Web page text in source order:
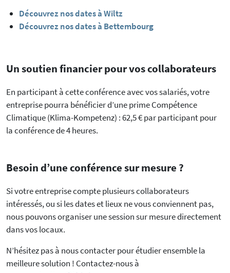
Découvrez nos dates à Wiltz
Découvrez nos dates à Bettembourg
Un soutien financier pour vos collaborateurs
En participant à cette conférence avec vos salariés, votre
entreprise pourra bénéficier d’une prime Compétence
Climatique (Klima-Kompetenz) : 62,5 € par participant pour
la conférence de 4 heures.
Besoin d’une conférence sur mesure ?
Si votre entreprise compte plusieurs collaborateurs
intéressés, ou si les dates et lieux ne vous conviennent pas,
nous pouvons organiser une session sur mesure directement
dans vos locaux.
N’hésitez pas à nous contacter pour étudier ensemble la
meilleure solution ! Contactez-nous à